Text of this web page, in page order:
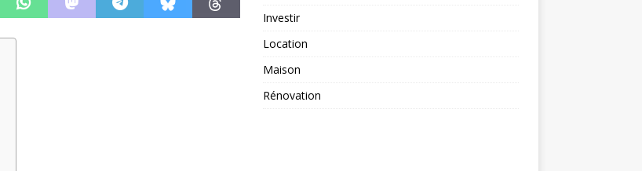
Investir
Location
Maison
Rénovation